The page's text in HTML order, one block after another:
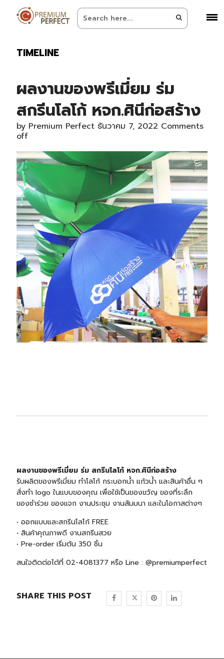
TIMELINE
ผลงานของพรีเมี่ยม ร่ม
สกรีนโลโก้ หจก.ศินีก่อสร้าง
by Premium Perfect ธันวาคม 7, 2022 Comments
off
ผลงานของพรีเมี่ยม ร่ม สกรีนโลโก้ หจก.ศินีก่อสร้าง
รับผลิตของพรีเมี่ยม ทำโลโก้ กระบอกน้ำ แก้วน้ำ และสินค้าอื่น ๆ
สั่งทำ logo ในแบบของคุณ เพื่อใช้เป็นของขวัญ ของที่ระลึก
ของชำร่วย ของแจก งานประชุม งานสัมมนา และในโอกาสต่างๆ
• ออกแบบและสกรีนโลโก้ FREE
• สินค้าคุณภาพดี งานสกรีนสวย
• Pre-order เริ่มต้น 350 ชิ้น
สนใจติดต่อได้ที่ 02-4081377 หรือ Line : @premiumperfect
SHARE THIS POST